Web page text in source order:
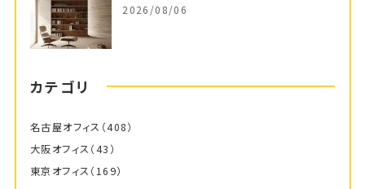
2026/08/06
カテゴリ
名古屋オフィス （408）
大阪オフィス （43）
東京オフィス （169）